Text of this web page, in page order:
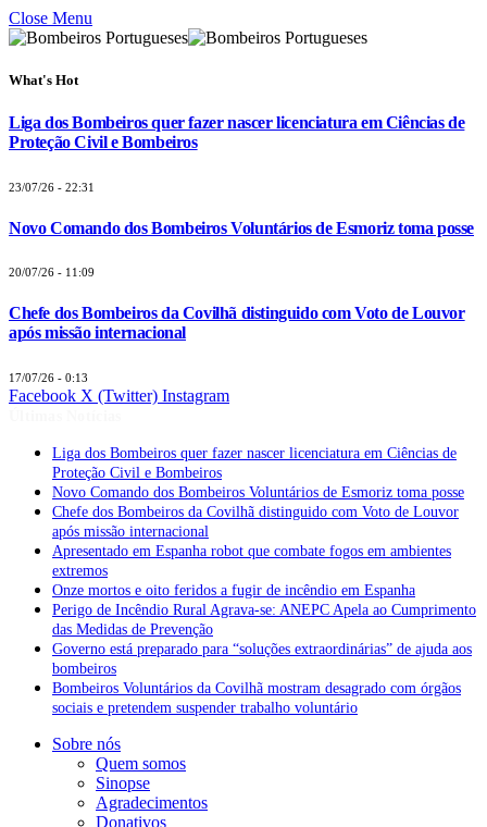
Close Menu
What's Hot
Liga dos Bombeiros quer fazer nascer licenciatura em Ciências de
Proteção Civil e Bombeiros
23/07/26 - 22:31
Novo Comando dos Bombeiros Voluntários de Esmoriz toma posse
20/07/26 - 11:09
Chefe dos Bombeiros da Covilhã distinguido com Voto de Louvor
após missão internacional
17/07/26 - 0:13
Facebook X (Twitter) Instagram
Liga dos Bombeiros quer fazer nascer licenciatura em Ciências de
Proteção Civil e Bombeiros
Novo Comando dos Bombeiros Voluntários de Esmoriz toma posse
Chefe dos Bombeiros da Covilhã distinguido com Voto de Louvor
após missão internacional
Apresentado em Espanha robot que combate fogos em ambientes
extremos
Onze mortos e oito feridos a fugir de incêndio em Espanha
Perigo de Incêndio Rural Agrava-se: ANEPC Apela ao Cumprimento
das Medidas de Prevenção
Governo está preparado para “soluções extraordinárias” de ajuda aos
bombeiros
Bombeiros Voluntários da Covilhã mostram desagrado com órgãos
sociais e pretendem suspender trabalho voluntário
Sobre nós
Quem somos
Sinopse
Agradecimentos
Donativos